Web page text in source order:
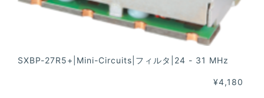
SXBP-27R5+|Mini-Circuits|フィルタ|24 - 31 MHz
¥4,180